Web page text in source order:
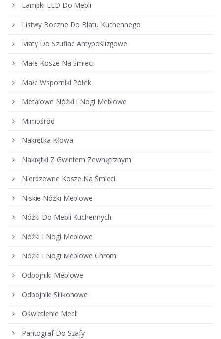
Lampki LED Do Mebli
Listwy Boczne Do Blatu Kuchennego
Maty Do Szuflad Antypoślizgowe
Małe Kosze Na Śmieci
Małe Wsporniki Półek
Metalowe Nóżki I Nogi Meblowe
Mimośród
Nakrętka Kłowa
Nakrętki Z Gwintem Zewnętrznym
Nierdzewne Kosze Na Śmieci
Niskie Nóżki Meblowe
Nóżki Do Mebli Kuchennych
Nóżki I Nogi Meblowe
Nóżki I Nogi Meblowe Chrom
Odbojniki Meblowe
Odbojniki Silikonowe
Oświetlenie Mebli
Pantograf Do Szafy